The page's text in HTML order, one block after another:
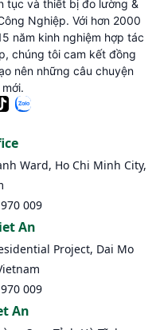
tục và thiết bị đo lường &
Nghiệp. Với hơn 2000
năm kinh nghiệm hợp tác
chúng tôi cam kết đồng
nên những câu chuyện
Ward, Ho Chi Minh City,
009
An
Project, Dai Mo
009
An